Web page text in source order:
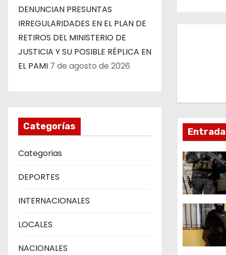
DENUNCIAN PRESUNTAS
IRREGULARIDADES EN EL PLAN DE
RETIROS DEL MINISTERIO DE
JUSTICIA Y SU POSIBLE RÉPLICA EN
EL PAMI 7 de agosto de 2026
Categorías
Categorias
DEPORTES
INTERNACIONALES
LOCALES
NACIONALES
v
c
i
ó
n
d
e
e